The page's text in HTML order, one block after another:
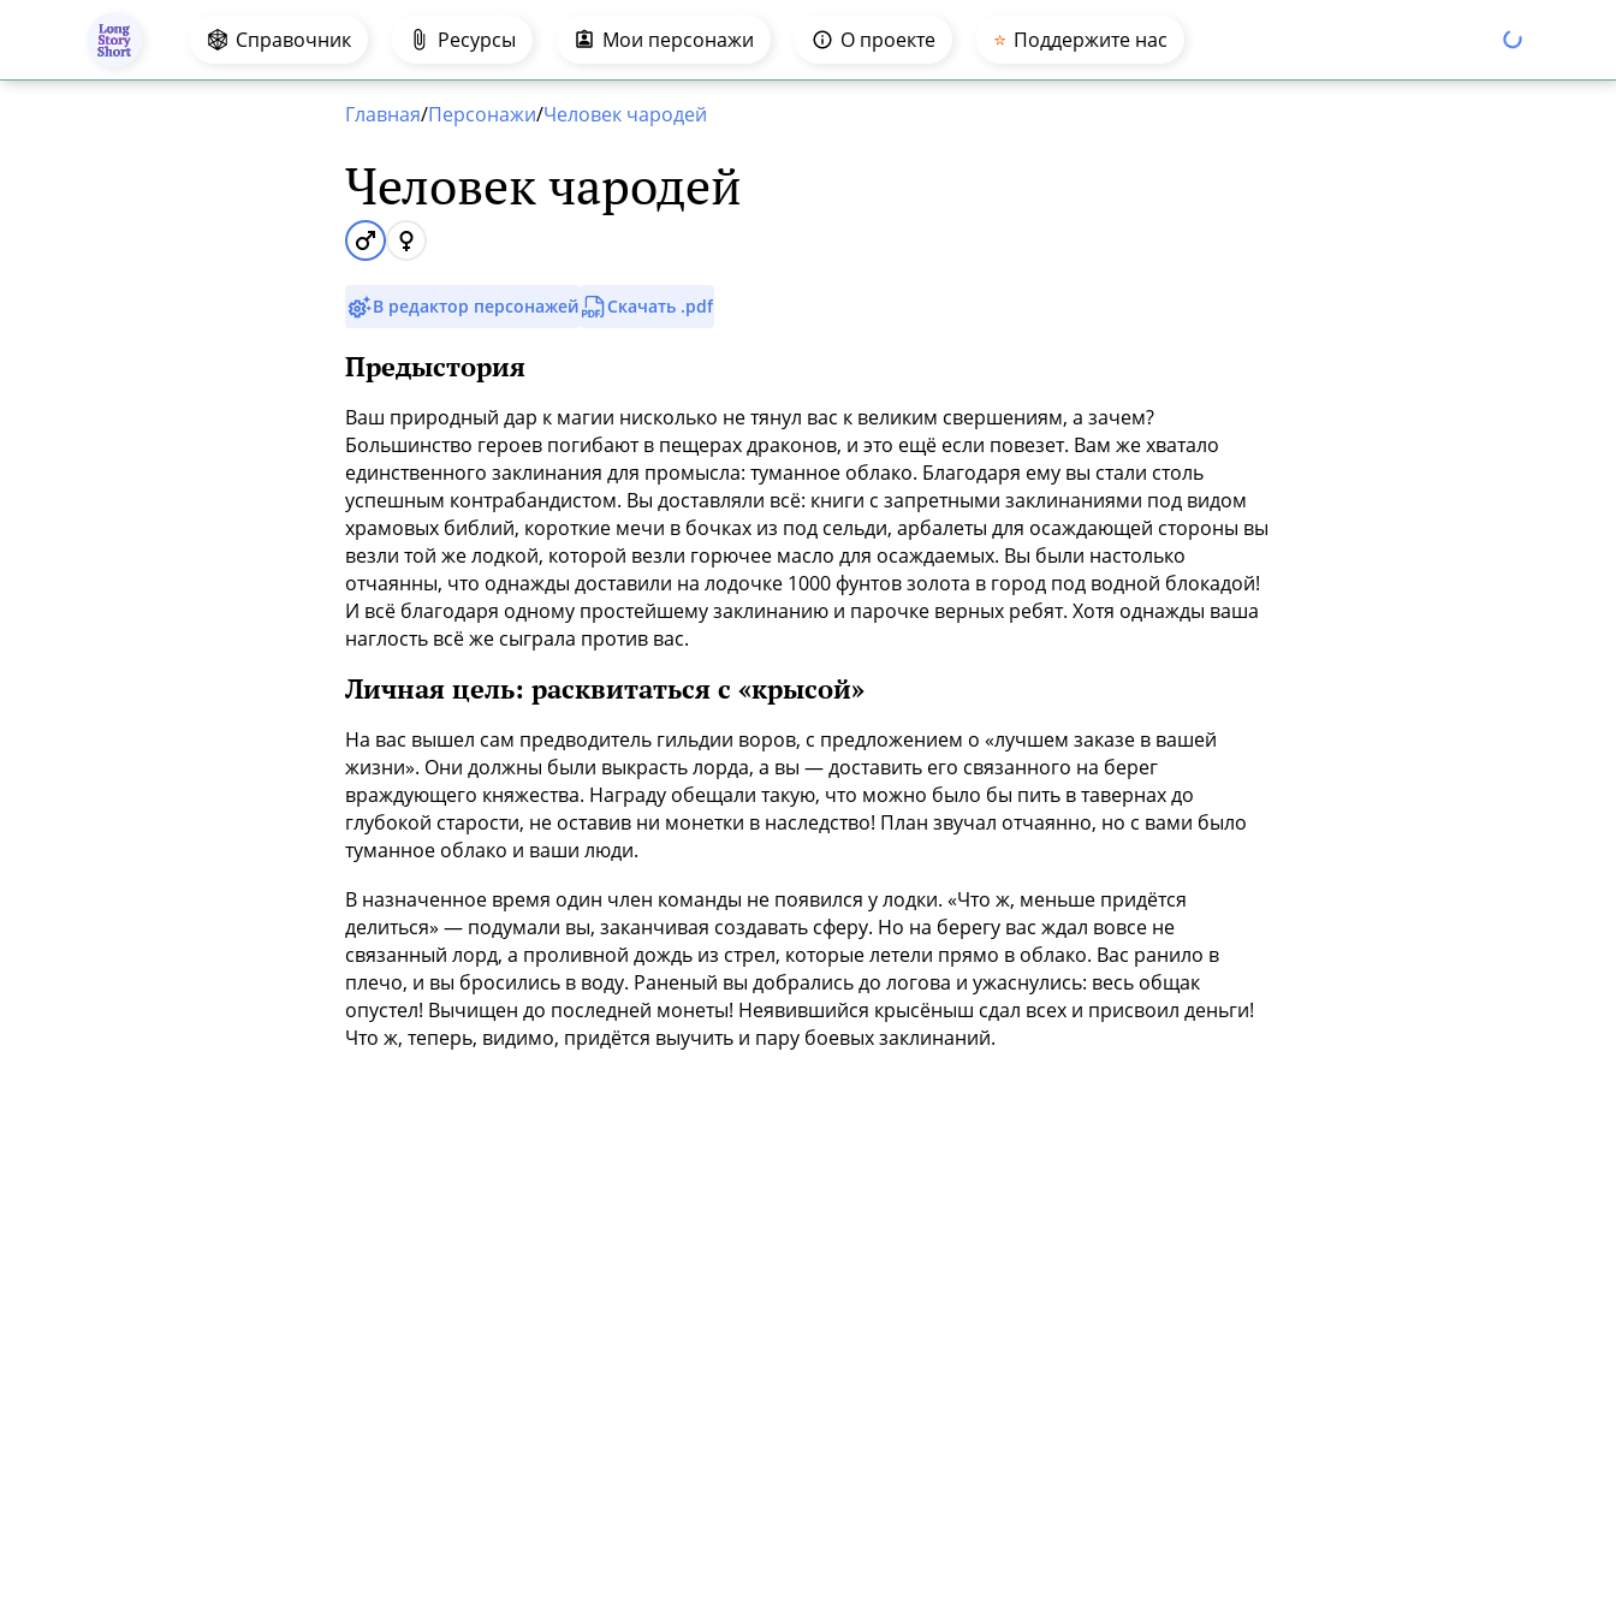
Главная/Персонажи/Человек чародей
Человек чародей
В редактор персонажей Скачать .pdf
Предыстория
Ваш природный дар к магии нисколько не тянул вас к великим свершениям, а зачем?
Большинство героев погибают в пещерах драконов, и это ещё если повезет. Вам же хватало
единственного заклинания для промысла: туманное облако. Благодаря ему вы стали столь
успешным контрабандистом. Вы доставляли всё: книги с запретными заклинаниями под видом
храмовых библий, короткие мечи в бочках из под сельди, арбалеты для осаждающей стороны вы
везли той же лодкой, которой везли горючее масло для осаждаемых. Вы были настолько
отчаянны, что однажды доставили на лодочке 1000 фунтов золота в город под водной блокадой!
И всё благодаря одному простейшему заклинанию и парочке верных ребят. Хотя однажды ваша
наглость всё же сыграла против вас.
Личная цель: расквитаться с «крысой»
На вас вышел сам предводитель гильдии воров, с предложением о «лучшем заказе в вашей
жизни». Они должны были выкрасть лорда, а вы — доставить его связанного на берег
враждующего княжества. Награду обещали такую, что можно было бы пить в тавернах до
глубокой старости, не оставив ни монетки в наследство! План звучал отчаянно, но с вами было
туманное облако и ваши люди.
В назначенное время один член команды не появился у лодки. «Что ж, меньше придётся
делиться» — подумали вы, заканчивая создавать сферу. Но на берегу вас ждал вовсе не
связанный лорд, а проливной дождь из стрел, которые летели прямо в облако. Вас ранило в
плечо, и вы бросились в воду. Раненый вы добрались до логова и ужаснулись: весь общак
опустел! Вычищен до последней монеты! Неявившийся крысёныш сдал всех и присвоил деньги!
Что ж, теперь, видимо, придётся выучить и пару боевых заклинаний.
Справочник Ресурсы Мои персонажи О проекте ⭐️ Поддержите нас